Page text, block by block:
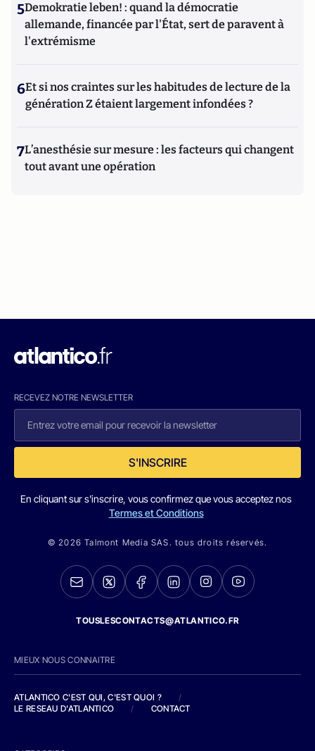
5Demokratie leben! : quand la démocratie
allemande, financée par l'État, sert de paravent à
l'extrémisme
6Et si nos craintes sur les habitudes de lecture de la
génération Z étaient largement infondées ?
7L’anesthésie sur mesure : les facteurs qui changent
tout avant une opération
RECEVEZ NOTRE NEWSLETTER
S'INSCRIRE
En cliquant sur s'inscrire, vous confirmez que vous acceptez nos
Termes et Conditions
© 2026 Talmont Media SAS. tous droits réservés.
TOUSLESCONTACTS@ATLANTICO.FR
MIEUX NOUS CONNAITRE
ATLANTICO C'EST QUI, C'EST QUOI ?
/
LE RESEAU D'ATLANTICO
/ CONTACT